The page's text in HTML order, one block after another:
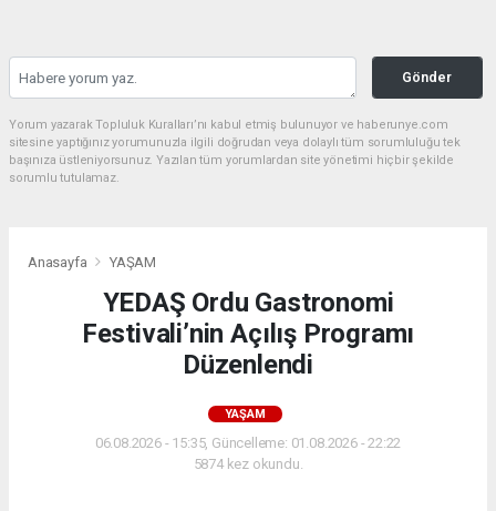
Gönder
Yorum yazarak Topluluk Kuralları’nı kabul etmiş bulunuyor ve haberunye.com
sitesine yaptığınız yorumunuzla ilgili doğrudan veya dolaylı tüm sorumluluğu tek
başınıza üstleniyorsunuz. Yazılan tüm yorumlardan site yönetimi hiçbir şekilde
sorumlu tutulamaz.
Anasayfa YAŞAM
YEDAŞ Ordu Gastronomi
Festivali’nin Açılış Programı
Düzenlendi
YAŞAM
06.08.2026 - 15:35, Güncelleme: 01.08.2026 - 22:22
5874 kez okundu.